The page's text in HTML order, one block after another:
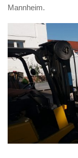
Mannheim.